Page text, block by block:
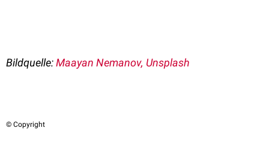
Bildquelle:Maayan Nemanov, Unsplash
© Copyright